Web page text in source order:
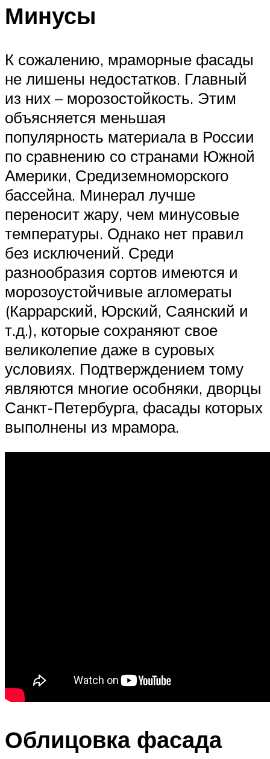
Минусы
К сожалению, мраморные фасады
не лишены недостатков. Главный
из них – морозостойкость. Этим
объясняется меньшая
популярность материала в России
по сравнению со странами Южной
Америки, Средиземноморского
бассейна. Минерал лучше
переносит жару, чем минусовые
температуры. Однако нет правил
без исключений. Среди
разнообразия сортов имеются и
морозоустойчивые агломераты
(Каррарский, Юрский, Саянский и
т.д.), которые сохраняют свое
великолепие даже в суровых
условиях. Подтверждением тому
являются многие особняки, дворцы
Санкт-Петербурга, фасады которых
выполнены из мрамора.
Облицовка фасада